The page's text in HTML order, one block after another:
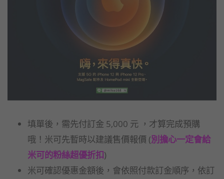
填單後，需先付訂金 5,000 元 ，才算完成預購
哦！米可先暫時以建議售價報價 (別擔心一定會給
米可的粉絲超優折扣)
米可確認優惠金額後，會依照付款訂金順序，依訂